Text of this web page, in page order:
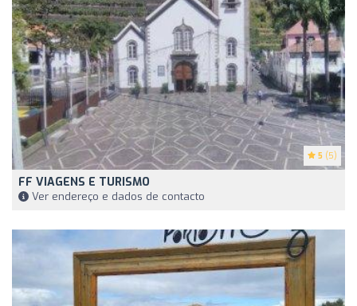
5 (5)
FF VIAGENS E TURISMO
Ver endereço e dados de contacto